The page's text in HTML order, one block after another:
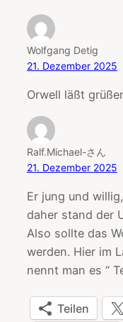
Wolfgang Detig
21. Dezember 2025
Orwell läßt
Ralf.Michael-さん
21. Dezember 2025
Er jung und
daher stand der
Also sollte das
werden. Hier im
nennt man es “
Teilen